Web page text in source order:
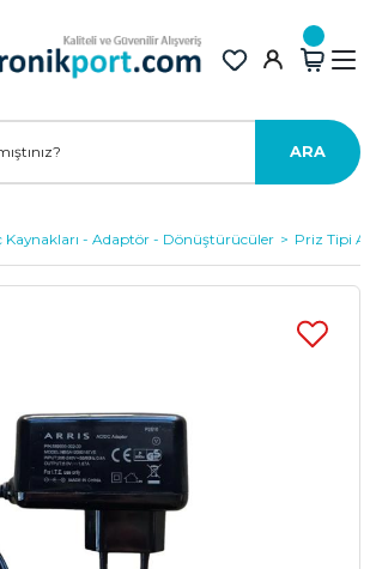
ARA
Kaynakları - Adaptör - Dönüştürücüler Priz Tipi